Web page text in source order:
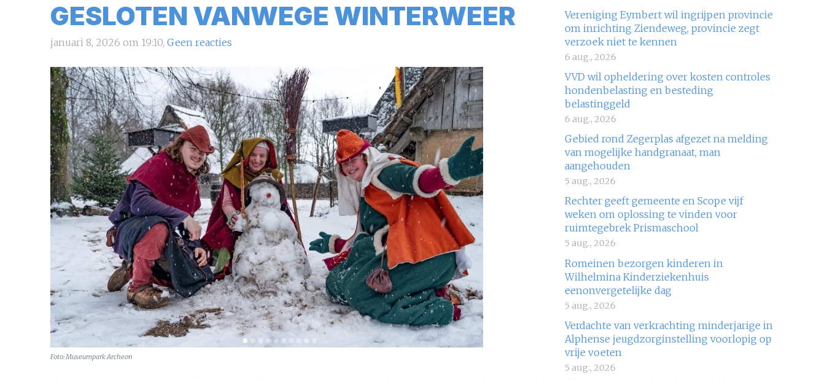
Vereniging Eymbert wil ingrijpen provincie
om inrichting Ziendeweg, provincie zegt
verzoek niet te kennen
6 aug., 2026
VVD wil opheldering over kosten controles
hondenbelasting en besteding
belastinggeld
6 aug., 2026
Gebied rond Zegerplas afgezet na melding
van mogelijke handgranaat, man
aangehouden
5 aug., 2026
Rechter geeft gemeente en Scope vijf
weken om oplossing te vinden voor
ruimtegebrek Prismaschool
5 aug., 2026
Romeinen bezorgen kinderen in
Wilhelmina Kinderziekenhuis
eenonvergetelijke dag
5 aug., 2026
Verdachte van verkrachting minderjarige in
Alphense jeugdzorginstelling voorlopig op
vrije voeten
5 aug., 2026
GESLOTEN VANWEGE WINTERWEER
januari 8, 2026 om 19:10, Geen reacties
Foto: Museumpark Archeon